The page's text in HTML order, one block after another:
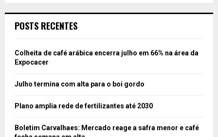
POSTS RECENTES
Colheita de café arábica encerra julho em 66% na área da
Expocacer
Julho termina com alta para o boi gordo
Plano amplia rede de fertilizantes até 2030
Boletim Carvalhaes: Mercado reage a safra menor e café